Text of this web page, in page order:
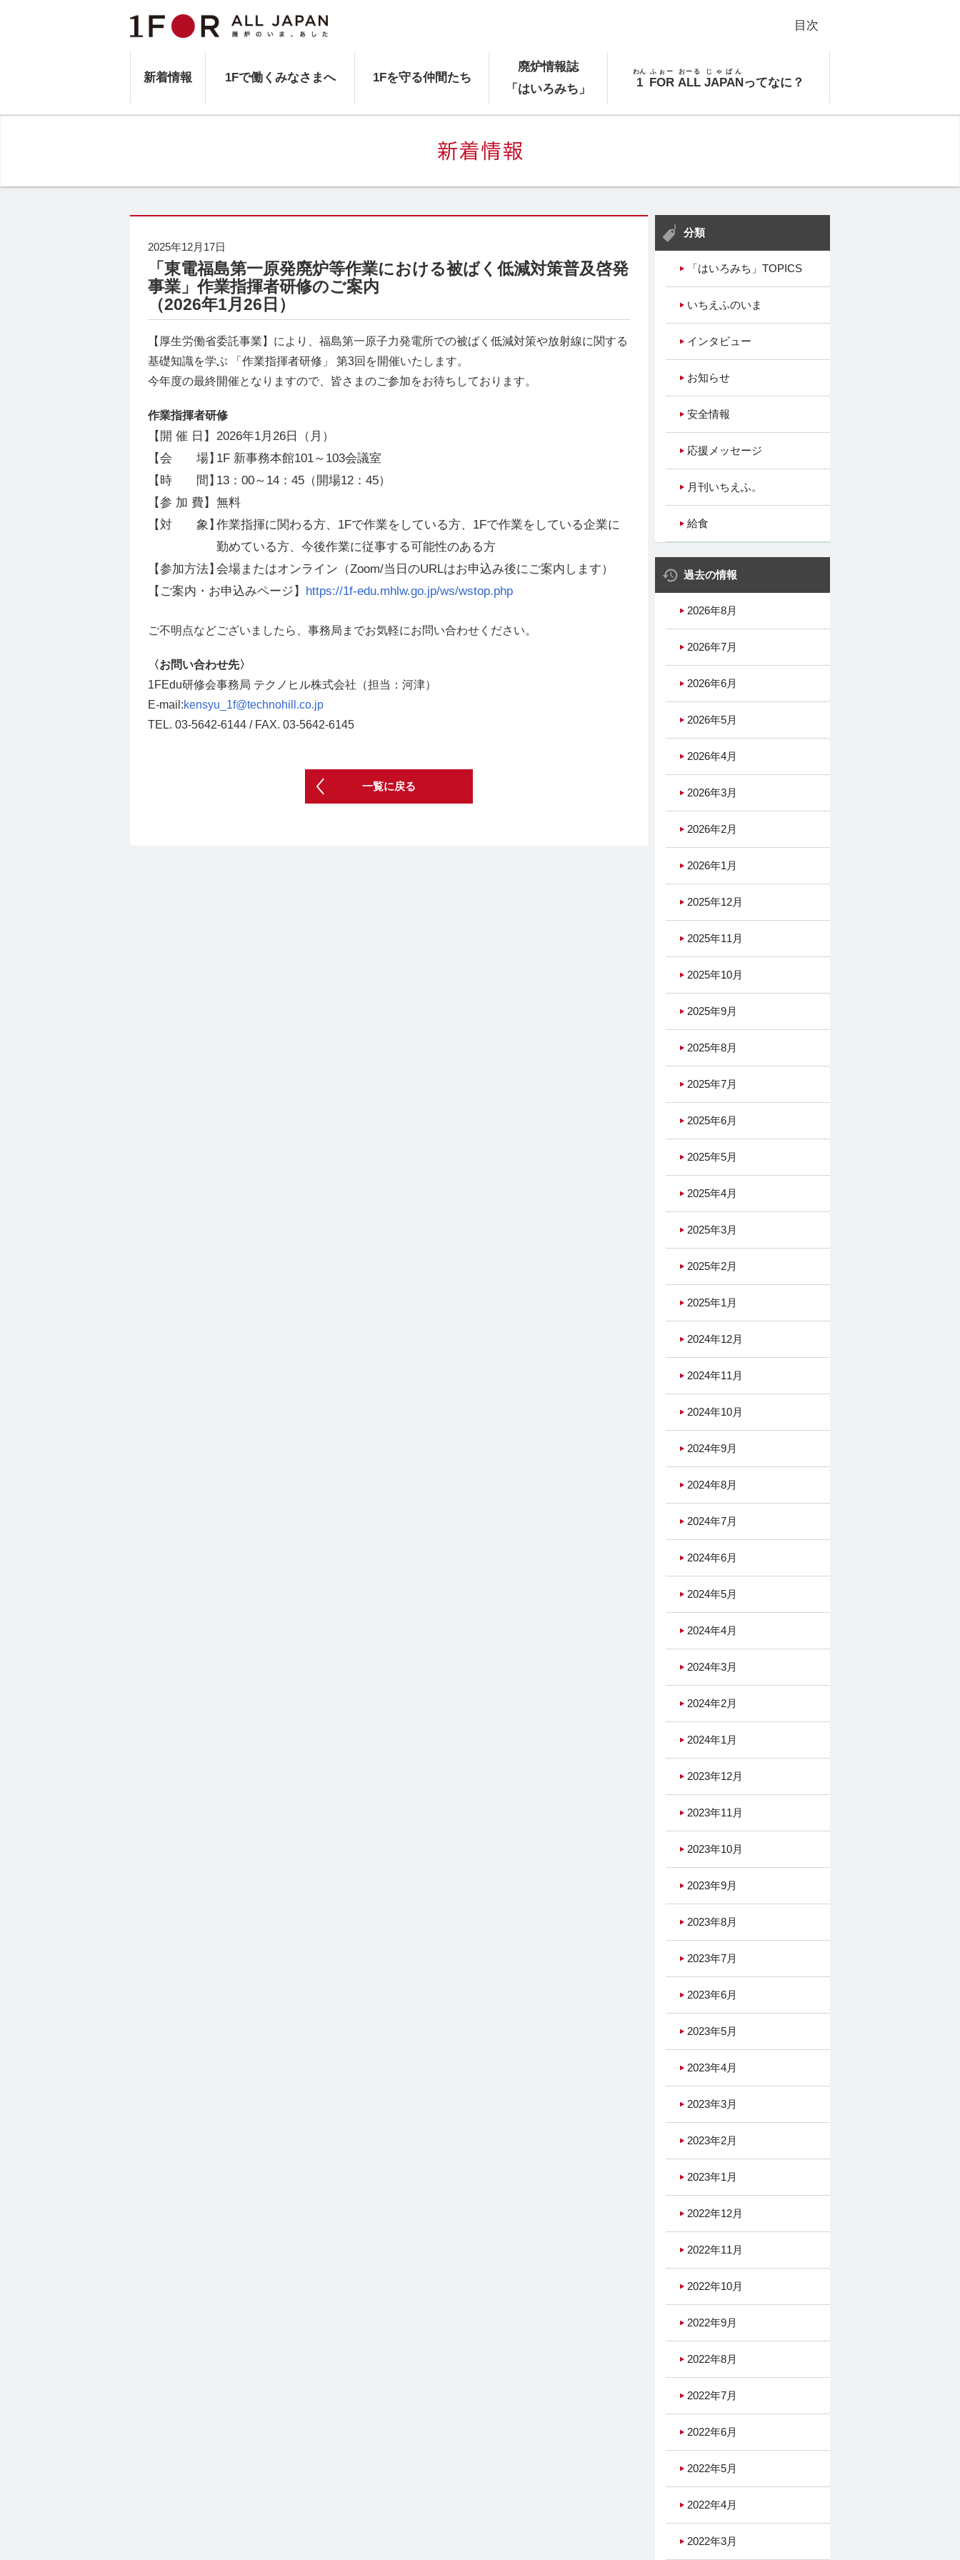
新着情報 1Fで働くみなさまへ 1Fを守る仲間たち
廃炉情報誌
「はいろみち」
1
わん
FOR
ふぉー
ALL
おーる
JAPAN
じゃぱん
ってなに？
目次
2025年12月17日
「東電福島第一原発廃炉等作業における被ばく低減対策普及啓発
事業」作業指揮者研修のご案内
（2026年1月26日）
【厚生労働省委託事業】により、福島第一原子力発電所での被ばく低減対策や放射線に関する
基礎知識を学ぶ 「作業指揮者研修」 第3回を開催いたします。
今年度の最終開催となりますので、皆さまのご参加をお待ちしております。
作業指揮者研修
【開 催 日】 2026年1月26日（月）
【会 場】1F 新事務本館101～103会議室
【時 間】13：00～14：45（開場12：45）
【参 加 費】 無料
【対 象】作業指揮に関わる方、1Fで作業をしている方、1Fで作業をしている企業に
勤めている方、今後作業に従事する可能性のある方
【参加方法】会場またはオンライン（Zoom/当日のURLはお申込み後にご案内します）
【ご案内・お申込みページ】 https://1f-edu.mhlw.go.jp/ws/wstop.php
ご不明点などございましたら、事務局までお気軽にお問い合わせください。
〈お問い合わせ先〉
1FEdu研修会事務局 テクノヒル株式会社（担当：河津）
E-mail:kensyu_1f@technohill.co.jp
TEL. 03-5642-6144 / FAX. 03-5642-6145
一覧に戻る
分類
「はいろみち」TOPICS
いちえふのいま
インタビュー
お知らせ
安全情報
応援メッセージ
月刊いちえふ。
給食
過去の情報
2026年8月
2026年7月
2026年6月
2026年5月
2026年4月
2026年3月
2026年2月
2026年1月
2025年12月
2025年11月
2025年10月
2025年9月
2025年8月
2025年7月
2025年6月
2025年5月
2025年4月
2025年3月
2025年2月
2025年1月
2024年12月
2024年11月
2024年10月
2024年9月
2024年8月
2024年7月
2024年6月
2024年5月
2024年4月
2024年3月
2024年2月
2024年1月
2023年12月
2023年11月
2023年10月
2023年9月
2023年8月
2023年7月
2023年6月
2023年5月
2023年4月
2023年3月
2023年2月
2023年1月
2022年12月
2022年11月
2022年10月
2022年9月
2022年8月
2022年7月
2022年6月
2022年5月
2022年4月
2022年3月